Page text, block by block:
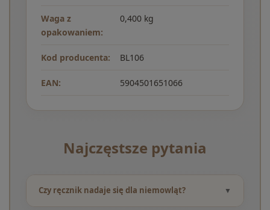
Waga z
opakowaniem:
0,400 kg
Kod producenta: BL106
EAN: 5904501651066
Najczęstsze pytania
Czy ręcznik nadaje się dla niemowląt?